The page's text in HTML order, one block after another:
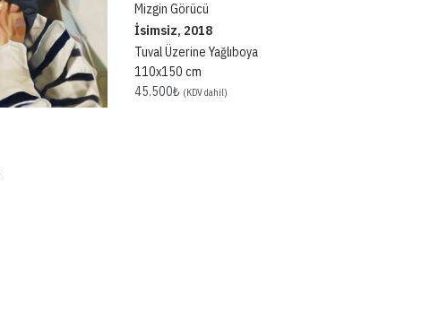
Mizgin Görücü
İsimsiz, 2018
Tuval Üzerine Yağlıboya
110x150 cm
45.500₺ (KDV dahil)